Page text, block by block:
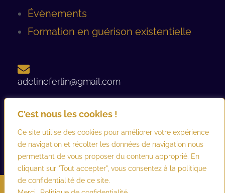
C'est nous les cookies !
Ce site utilise des cookies pour améliorer votre expérience
de navigation et récolter les données de navigation nous
permettant de vous proposer du contenu approprié. En
cliquant sur "Tout accepter", vous consentez à la politique
de confidentialité de ce site.
Évènements
Formation en guérison existentielle
adelineferlin@gmail.com
©2026 adelineferlin.com. Tous droits réservés.